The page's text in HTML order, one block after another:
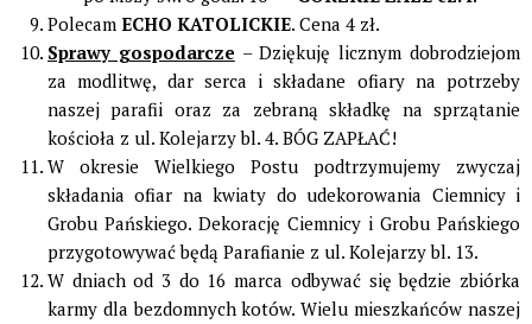
Polecam ECHO KATOLICKIE. Cena 4 zł.
Sprawy gospodarcze – Dziękuję licznym dobrodziejom
za modlitwę, dar serca i składane ofiary na potrzeby
naszej parafii oraz za zebraną składkę na sprzątanie
kościoła z ul. Kolejarzy bl. 4. BÓG ZAPŁAĆ!
W okresie Wielkiego Postu podtrzymujemy zwyczaj
składania ofiar na kwiaty do udekorowania Ciemnicy i
Grobu Pańskiego. Dekorację Ciemnicy i Grobu Pańskiego
przygotowywać będą Parafianie z ul. Kolejarzy bl. 13.
W dniach od 3 do 16 marca odbywać się będzie zbiórka
karmy dla bezdomnych kotów. Wielu mieszkańców naszej